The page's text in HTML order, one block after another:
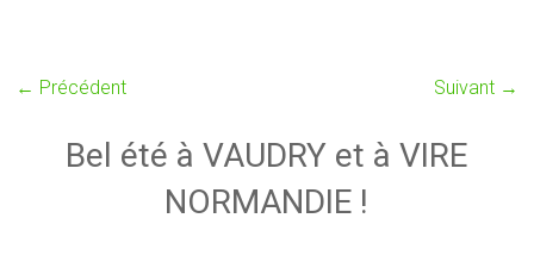
← Précédent Suivant →
Bel été à VAUDRY et à VIRE
NORMANDIE !